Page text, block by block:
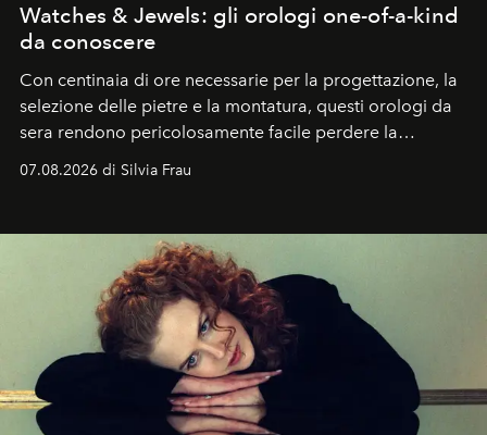
Watches & Jewels: gli orologi one-of-a-kind
da conoscere
Con centinaia di ore necessarie per la progettazione, la
selezione delle pietre e la montatura, questi orologi da
sera rendono pericolosamente facile perdere la
07.08.2026 di Silvia Frau